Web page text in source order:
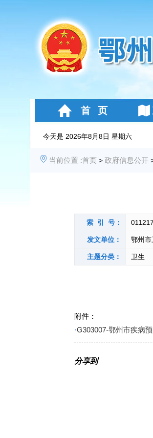
首 页
今天是 2026年8月8日 星期六
当前位置 :首页 > 政府信息公开
索 引 号：
发文单位： 鄂州
主题分类： 卫生
附件：
·G303007-鄂州市疾病
分享到